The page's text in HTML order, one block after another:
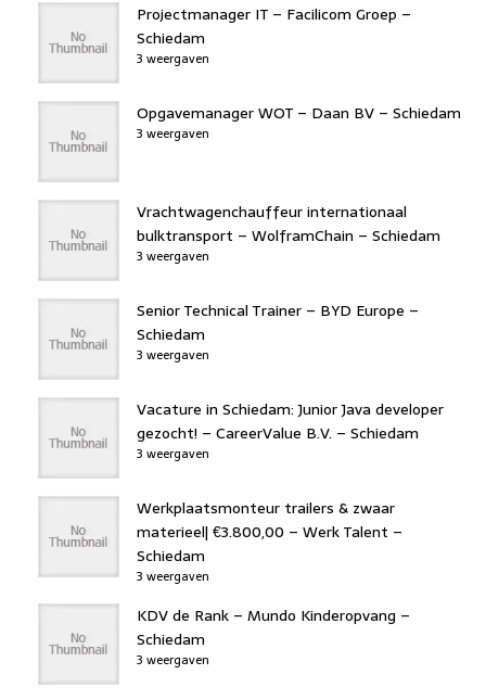
Projectmanager IT – Facilicom Groep –
Schiedam
3 weergaven
Opgavemanager WOT – Daan BV – Schiedam
3 weergaven
Vrachtwagenchauffeur internationaal
bulktransport – WolframChain – Schiedam
3 weergaven
Senior Technical Trainer – BYD Europe –
Schiedam
3 weergaven
Vacature in Schiedam: Junior Java developer
gezocht! – CareerValue B.V. – Schiedam
3 weergaven
Werkplaatsmonteur trailers & zwaar
materieel| €3.800,00 – Werk Talent –
Schiedam
3 weergaven
KDV de Rank – Mundo Kinderopvang –
Schiedam
3 weergaven